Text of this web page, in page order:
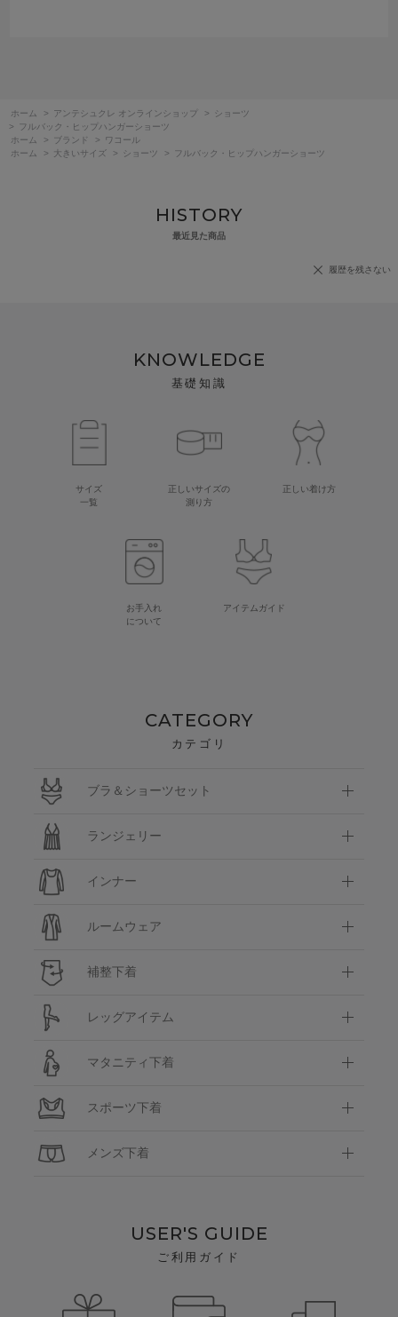
ホーム > アンテシュクレ オンラインショップ >
ショーツ
>
フルバック・ヒップハンガーショーツ
ホーム
> ブランド >
ワコール
ホーム
> 大きいサイズ > ショーツ > フルバック・ヒップハンガーショーツ
HISTORY
最近見た商品
履歴を残さない
KNOWLEDGE
基礎知識
サイズ
一覧
正しいサイズの
測り方
正しい着け方
お手入れ
について
アイテムガイド
CATEGORY
カテゴリ
ブラ＆ショーツセット
ランジェリー
インナー
ルームウェア
補整下着
レッグアイテム
マタニティ下着
スポーツ下着
メンズ下着
USER'S GUIDE
ご利用ガイド